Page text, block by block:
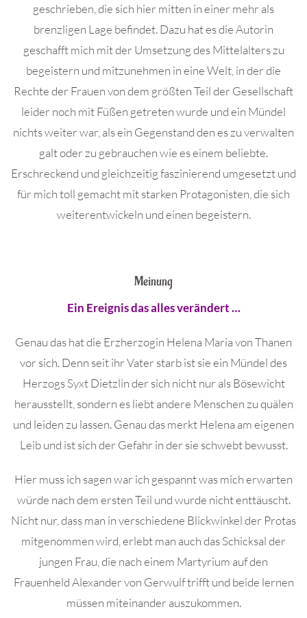
geschrieben, die sich hier mitten in einer mehr als
brenzligen Lage befindet. Dazu hat es die Autorin
geschafft mich mit der Umsetzung des Mittelalters zu
begeistern und mitzunehmen in eine Welt, in der die
Rechte der Frauen von dem größten Teil der Gesellschaft
leider noch mit Füßen getreten wurde und ein Mündel
nichts weiter war, als ein Gegenstand den es zu verwalten
galt oder zu gebrauchen wie es einem beliebte.
Erschreckend und gleichzeitig faszinierend umgesetzt und
für mich toll gemacht mit starken Protagonisten, die sich
weiterentwickeln und einen begeistern.
Meinung
Ein Ereignis das alles verändert …
Genau das hat die Erzherzogin Helena Maria von Thanen
vor sich. Denn seit ihr Vater starb ist sie ein Mündel des
Herzogs Syxt Dietzlin der sich nicht nur als Bösewicht
herausstellt, sondern es liebt andere Menschen zu quälen
und leiden zu lassen. Genau das merkt Helena am eigenen
Leib und ist sich der Gefahr in der sie schwebt bewusst.
Hier muss ich sagen war ich gespannt was mich erwarten
würde nach dem ersten Teil und wurde nicht enttäuscht.
Nicht nur, dass man in verschiedene Blickwinkel der Protas
mitgenommen wird, erlebt man auch das Schicksal der
jungen Frau, die nach einem Martyrium auf den
Frauenheld Alexander von Gerwulf trifft und beide lernen
müssen miteinander auszukommen.